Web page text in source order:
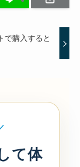
で購入すると
て体